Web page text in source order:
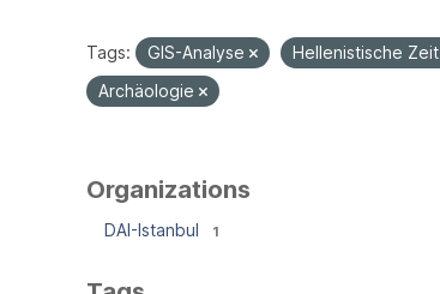
Tags: GIS-Analyse Hellenistische Zeit
Archäologie
Organizations
DAI-Istanbul 1